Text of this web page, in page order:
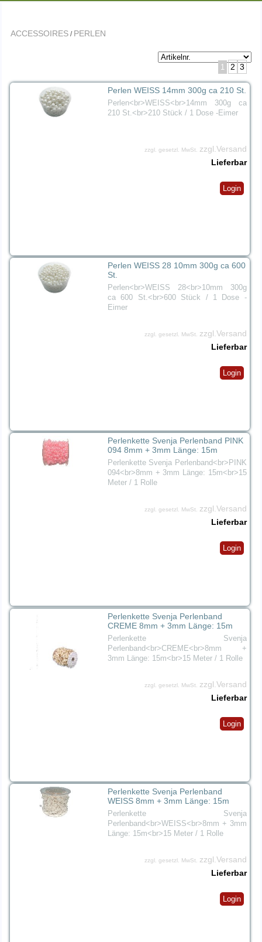
ACCESSOIRES / PERLEN
1 2 3
Perlen WEISS 14mm 300g ca 210 St.
Perlen<br>WEISS<br>14mm 300g ca
210 St.<br>210 Stück / 1 Dose -Eimer
zzgl. gesetzl. MwSt.
zzgl.Versand
Lieferbar
Login
Perlen WEISS 28 10mm 300g ca 600
St.
Perlen<br>WEISS 28<br>10mm 300g
ca 600 St.<br>600 Stück / 1 Dose -
Eimer
zzgl. gesetzl. MwSt. zzgl.Versand
Lieferbar
Login
Perlenkette Svenja Perlenband PINK
094 8mm + 3mm Länge: 15m
Perlenkette Svenja Perlenband<br>PINK
094<br>8mm + 3mm Länge: 15m<br>15
Meter / 1 Rolle
zzgl. gesetzl. MwSt. zzgl.Versand
Lieferbar
Login
Perlenkette Svenja Perlenband
CREME 8mm + 3mm Länge: 15m
Perlenkette Svenja
Perlenband<br>CREME<br>8mm +
3mm Länge: 15m<br>15 Meter / 1 Rolle
zzgl. gesetzl. MwSt.
zzgl.Versand
Lieferbar
Login
Perlenkette Svenja Perlenband
WEISS 8mm + 3mm Länge: 15m
Perlenkette Svenja
Perlenband<br>WEISS<br>8mm + 3mm
Länge: 15m<br>15 Meter / 1 Rolle
zzgl. gesetzl. MwSt.
zzgl.Versand
Lieferbar
Login